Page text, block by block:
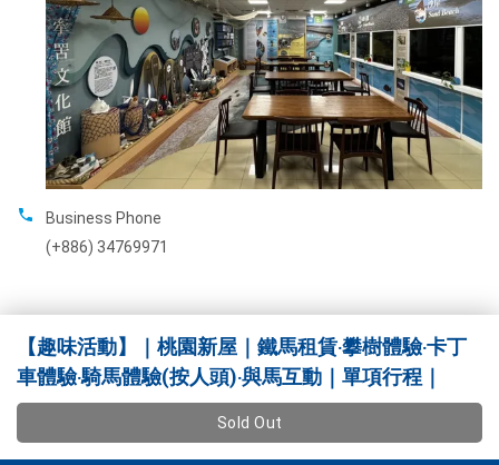
Business Phone
(+886) 34769971
【趣味活動】｜桃園新屋｜鐵馬租賃‧攀樹體驗‧卡丁
車體驗‧騎馬體驗(按人頭)‧與馬互動｜單項行程｜
Sold Out